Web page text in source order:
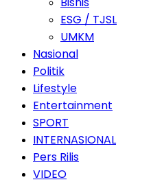
ESG / TJSL
UMKM
Nasional
Politik
Lifestyle
Entertainment
SPORT
INTERNASIONAL
Pers Rilis
VIDEO